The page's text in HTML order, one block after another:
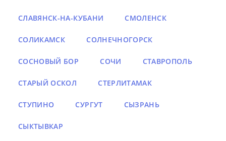
СЛАВЯНСК-НА-КУБАНИ СМОЛЕНСК
СОЛИКАМСК СОЛНЕЧНОГОРСК
СОСНОВЫЙ БОР СОЧИ СТАВРОПОЛЬ
СТАРЫЙ ОСКОЛ СТЕРЛИТАМАК
СТУПИНО СУРГУТ СЫЗРАНЬ
СЫКТЫВКАР